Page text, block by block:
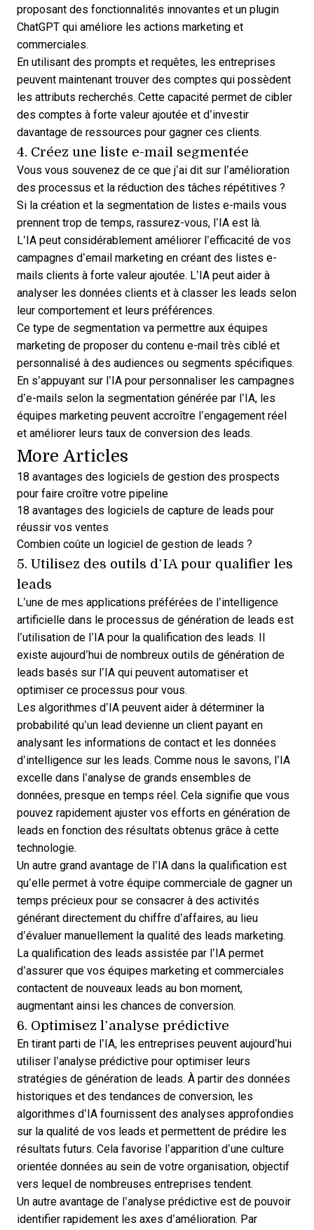
proposant des fonctionnalités innovantes et un plugin
ChatGPT qui améliore les actions marketing et
commerciales.
En utilisant des prompts et requêtes, les entreprises
peuvent maintenant trouver des comptes qui possèdent
les attributs recherchés. Cette capacité permet de cibler
des comptes à forte valeur ajoutée et d’investir
davantage de ressources pour gagner ces clients.
4. Créez une liste e-mail segmentée
Vous vous souvenez de ce que j’ai dit sur l’amélioration
des processus et la réduction des tâches répétitives ?
Si la création et la segmentation de listes e-mails vous
prennent trop de temps, rassurez-vous, l’IA est là.
L’IA peut considérablement améliorer l’efficacité de vos
campagnes d’email marketing en créant des listes e-
mails clients à forte valeur ajoutée. L’IA peut aider à
analyser les données clients et à classer les leads selon
leur comportement et leurs préférences.
Ce type de segmentation va permettre aux équipes
marketing de proposer du contenu e-mail très ciblé et
personnalisé à des audiences ou segments spécifiques.
En s’appuyant sur l’IA pour personnaliser les campagnes
d’e-mails selon la segmentation générée par l’IA, les
équipes marketing peuvent accroître l’engagement réel
et améliorer leurs taux de conversion des leads.
More Articles
18 avantages des logiciels de gestion des prospects
pour faire croître votre pipeline
18 avantages des logiciels de capture de leads pour
réussir vos ventes
Combien coûte un logiciel de gestion de leads ?
5. Utilisez des outils d’IA pour qualifier les
leads
L’une de mes applications préférées de l’intelligence
artificielle dans le processus de génération de leads est
l’utilisation de l’IA pour la qualification des leads. Il
existe aujourd’hui de nombreux outils de génération de
leads basés sur l’IA qui peuvent automatiser et
optimiser ce processus pour vous.
Les algorithmes d’IA peuvent aider à déterminer la
probabilité qu’un lead devienne un client payant en
analysant les informations de contact et les données
d’intelligence sur les leads. Comme nous le savons, l’IA
excelle dans l’analyse de grands ensembles de
données, presque en temps réel. Cela signifie que vous
pouvez rapidement ajuster vos efforts en génération de
leads en fonction des résultats obtenus grâce à cette
technologie.
Un autre grand avantage de l’IA dans la qualification est
qu’elle permet à votre équipe commerciale de gagner un
temps précieux pour se consacrer à des activités
générant directement du chiffre d’affaires, au lieu
d’évaluer manuellement la qualité des leads marketing.
La qualification des leads assistée par l’IA permet
d’assurer que vos équipes marketing et commerciales
contactent de nouveaux leads au bon moment,
augmentant ainsi les chances de conversion.
6. Optimisez l’analyse prédictive
En tirant parti de l’IA, les entreprises peuvent aujourd’hui
utiliser l’analyse prédictive pour optimiser leurs
stratégies de génération de leads. À partir des données
historiques et des tendances de conversion, les
algorithmes d’IA fournissent des analyses approfondies
sur la qualité de vos leads et permettent de prédire les
résultats futurs. Cela favorise l’apparition d’une culture
orientée données au sein de votre organisation, objectif
vers lequel de nombreuses entreprises tendent.
Un autre avantage de l’analyse prédictive est de pouvoir
identifier rapidement les axes d’amélioration. Par